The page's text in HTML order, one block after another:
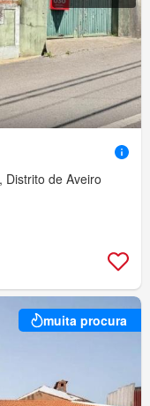
de Aveiro
muita procura